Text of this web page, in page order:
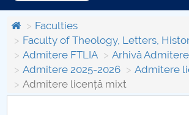
About the University
Centrul de Management al Proiectelor
Faculties
Faculty of Theology, Letters,
Admitere FTLIA
Arhivă
Admitere 2025-2026
Admitere
Admitere licență mixt